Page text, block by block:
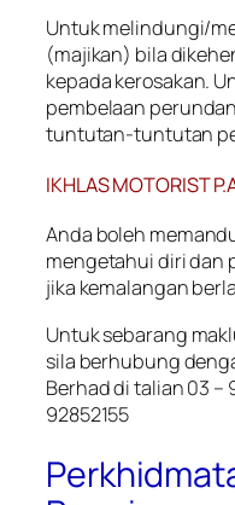
Untuk melindungi/
(majikan) bila
kepada kerosakan.
pembelaan
tuntutan-tuntutan
IKHLAS MOTORIST
Anda boleh
mengetahui diri dan
jika kemalangan
Untuk sebarang
sila berhubung
Berhad di talian 03 –
92852155